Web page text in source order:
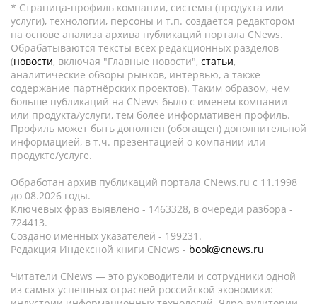
* Страница-профиль компании, системы (продукта или
услуги), технологии, персоны и т.п. создается редактором
на основе анализа архива публикаций портала CNews.
Обрабатываются тексты всех редакционных разделов
(новости, включая "Главные новости", статьи,
аналитические обзоры рынков, интервью, а также
содержание партнёрских проектов). Таким образом, чем
больше публикаций на CNews было с именем компании
или продукта/услуги, тем более информативен профиль.
Профиль может быть дополнен (обогащен) дополнительной
информацией, в т.ч. презентацией о компании или
продукте/услуге.
Обработан архив публикаций портала CNews.ru c 11.1998
до 08.2026 годы.
Ключевых фраз выявлено - 1463328, в очереди разбора -
724413.
Создано именных указателей - 199231.
Редакция Индексной книги CNews - book@cnews.ru
Читатели CNews — это руководители и сотрудники одной
из самых успешных отраслей российской экономики: